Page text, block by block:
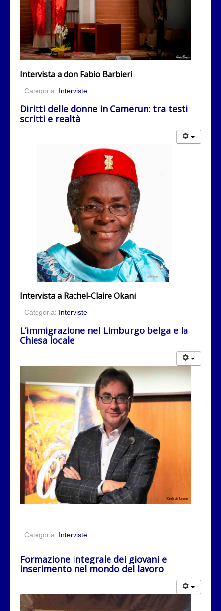
Intervista adon Fabio Barbieri
Categoria: Interviste
Diritti delle donne in Camerun: tra testi
scritti e realtà
Intervista a Rachel-Claire Okani
Categoria: Interviste
L’immigrazione nel Limburgo belga e la
Chiesa locale
Categoria: Interviste
Formazione integrale dei giovani e
inserimento nel mondo del lavoro